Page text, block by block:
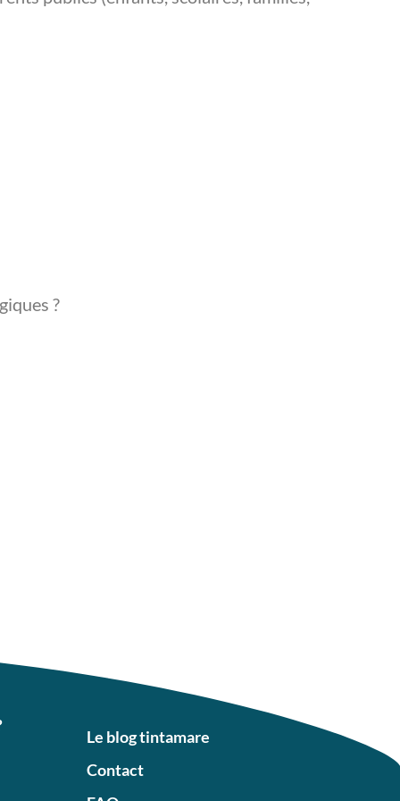
?
Le blog tintamare
Contact